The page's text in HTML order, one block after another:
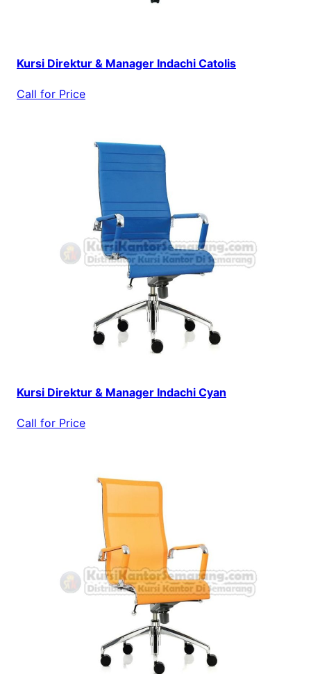
Kursi Direktur & Manager Indachi Catolis
Call for Price
Kursi Direktur & Manager Indachi Cyan
Call for Price